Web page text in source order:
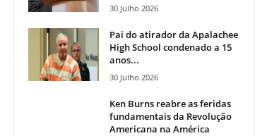
30 Julho 2026
Pai do atirador da Apalachee
High School condenado a 15
anos...
30 Julho 2026
Ken Burns reabre as feridas
fundamentais da Revolução
Americana na América